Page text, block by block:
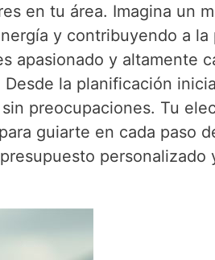
en tu área. Imagina un
y contribuyendo a
apasionado y altamente
la planificación
preocupaciones. Tu
guiarte en cada paso